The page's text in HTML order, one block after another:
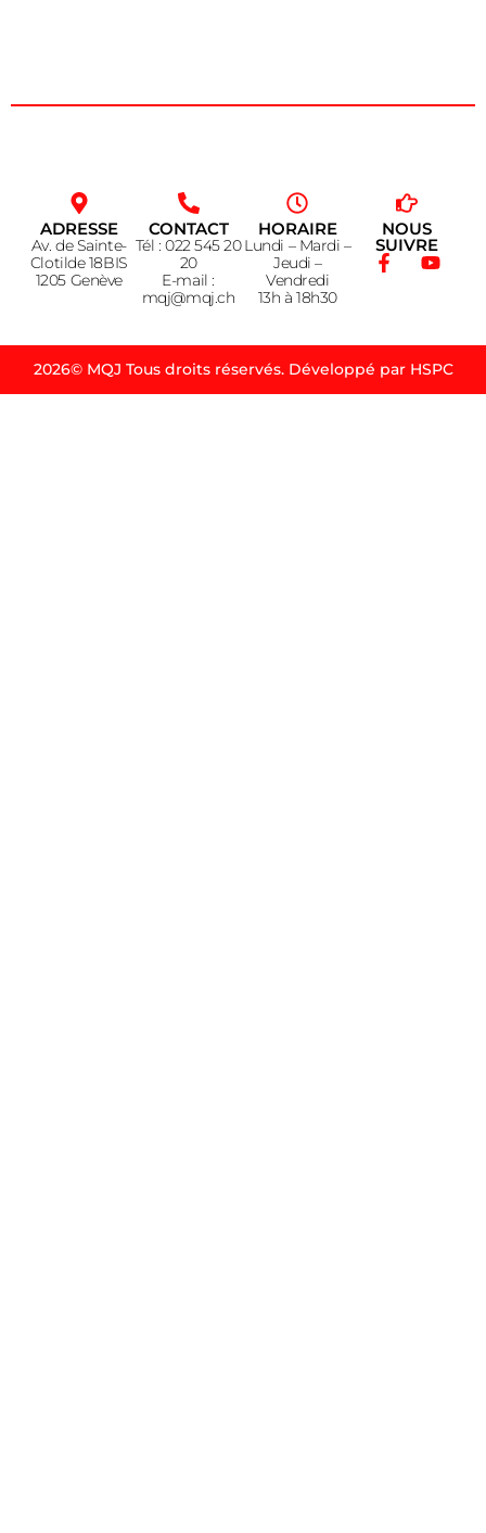
ADRESSE
Av. de Sainte-
Clotilde 18BIS
1205 Genève
CONTACT
Tél : 022 545 20
20
E-mail :
mqj@mqj.ch
HORAIRE
Lundi – Mardi –
Jeudi –
Vendredi
13h à 18h30
NOUS
SUIVRE
2026© MQJ Tous droits réservés. Développé par HSPC